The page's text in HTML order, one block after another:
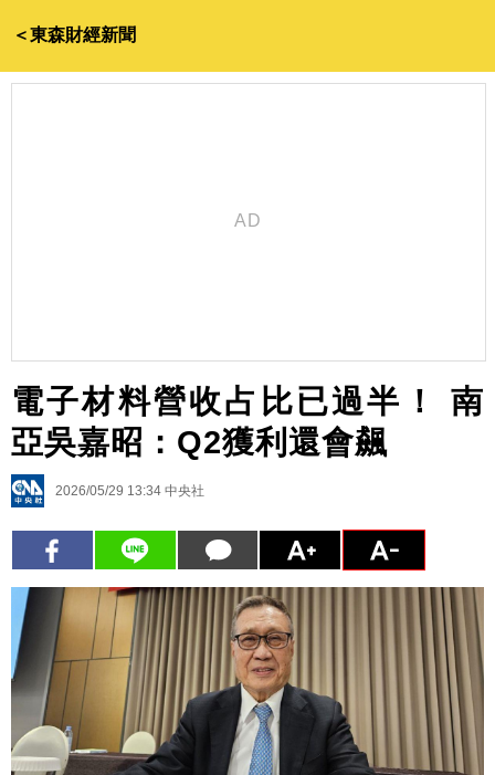
＜東森財經新聞
電子材料營收占比已過半！ 南
亞吳嘉昭：Q2獲利還會飆
2026/05/29 13:34 中央社